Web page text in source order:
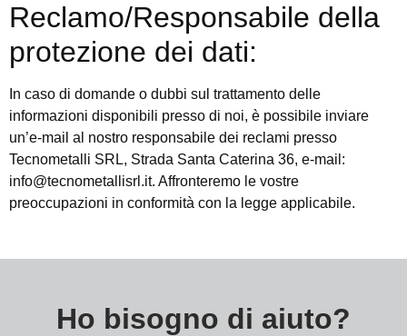
Reclamo/Responsabile della
protezione dei dati:
In caso di domande o dubbi sul trattamento delle
informazioni disponibili presso di noi, è possibile inviare
un’e-mail al nostro responsabile dei reclami presso
Tecnometalli SRL, Strada Santa Caterina 36, e-mail:
info@tecnometallisrl.it. Affronteremo le vostre
preoccupazioni in conformità con la legge applicabile.
Ho bisogno di aiuto?